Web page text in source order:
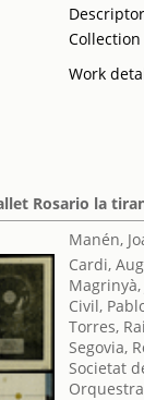
Collection
Work
Rosario la
Manén,
Cardi,
Magrinyà,
Civil,
Torres,
Segovia,
Societat